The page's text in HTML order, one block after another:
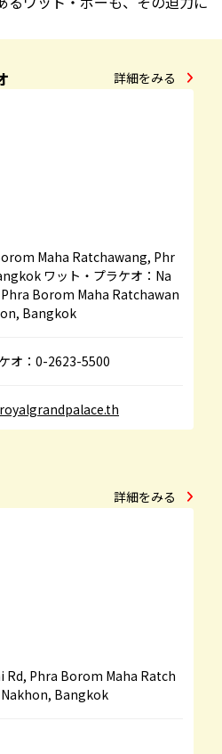
詳細をみる
Maha Ratchawang, Phr
ワット・プラケオ：Na
Borom Maha Ratchawan
Bangkok
オ：0-2623-5500
詳細をみる
Rd, Phra Borom Maha Ratch
Bangkok